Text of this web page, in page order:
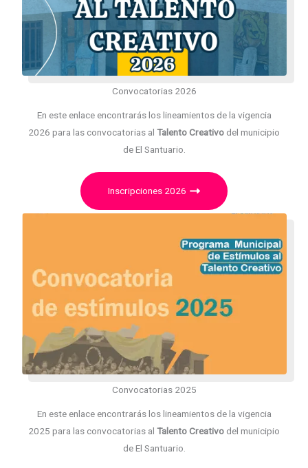
Convocatorias 2026
En este enlace encontrarás los lineamientos de la vigencia
2026 para las convocatorias al Talento Creativo del municipio
de El Santuario.
Inscripciones 2026
Convocatorias 2025
En este enlace encontrarás los lineamientos de la vigencia
2025 para las convocatorias al Talento Creativo del municipio
de El Santuario.